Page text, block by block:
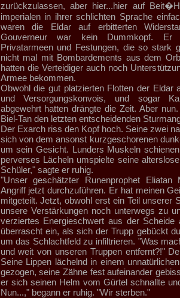
zurückzulassen, aber hier...hier auf
imperialen in ihrer schlichten Sprache
waren die Eldar auf erbitterten
Gouverneur war kein Dummkopf. Er
Privatarmeen und Festungen, die so stark
nicht mal mit Bombardements aus dem
hatten die Verteidiger auch noch
Armee bekommen.
Obwohl die gut platzierten Flotten der Eldar
und Versorgungskonvois, und sogar
abgewehrt hatten drängte die Zeit. Aber
Biel-Tan den letzten entscheidenden
Der Exarch riss den Kopf hoch. Seine zwei
sich von dem ansonst kurzgeschorenen
um sein Gesicht. Lunders Muskeln
perverses Lächeln umspielte seine
Schüler," sagte er ruhig.
"Unser geschätzter Runenprophet
Angriff jetzt durchzuführen. Er hat meinen
mitgeteilt. Jetzt, obwohl erst ein Teil unserer
unsere Verstärkungen noch unterwegs zu
verziertes Energieschwert aus der
überrascht ein, als sich der Trupp gebückt
um das Schlachtfeld zu infiltrieren. "Was
und weit von unseren Truppen entfernt?!"
Seine Lippen lächelnd in einem
gezogen, seine Zähne fest aufeinander
er sich seinen Helm vom Gürtel schnallte
Nun...," begann er ruhig. "Wir sterben."